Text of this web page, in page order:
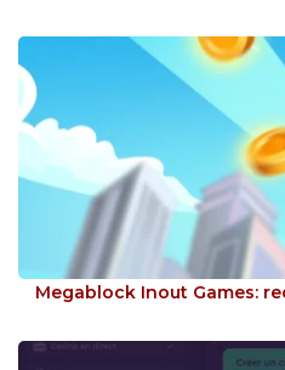
Megablock Inout Games: